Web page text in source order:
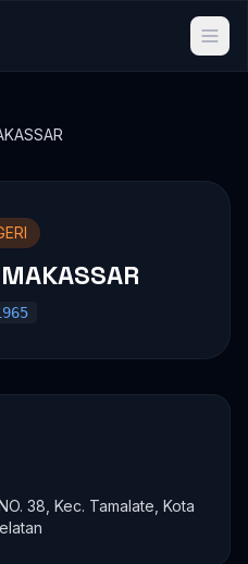
38, Kec. Tamalate, Kota